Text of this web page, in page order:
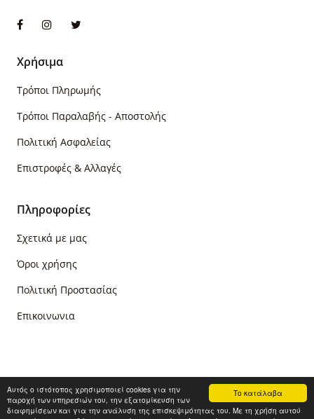
Το κατάλαβα
Αυτός ο ιστότοπος χρησιμοποιεί cookies για την
παροχή των υπηρεσιών του, την εξατομίκευση των
διαφημίσεων και για την ανάλυση της επισκεψιμότητας του. Με τη χρήση αυτού
Χρήσιμα
Τρόποι Πληρωμής
Τρόποι Παραλαβής - Αποστολής
Πολιτική Ασφαλείας
Επιστροφές & Αλλαγές
Πληροφορίες
Σχετικά με μας
Όροι χρήσης
Πολιτική Προστασίας
Επικοινωνια
© 2021 PapadimasBooks.gr - All Rights Reserved